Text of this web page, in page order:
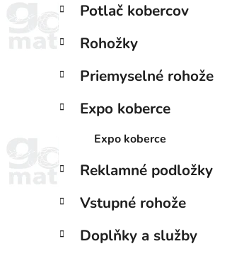
Potlač kobercov
Rohožky
Priemyselné rohože
Expo koberce
Expo koberce
Reklamné podložky
Vstupné rohože
Doplňky a služby